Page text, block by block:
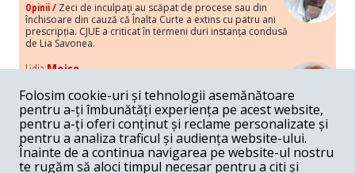
Opinii / Zeci de inculpați au scăpat de procese sau din
închisoare din cauză că Înalta Curte a extins cu patru ani
prescripția. CJUE a criticat în termeni duri instanța condusă
de Lia Savonea.
LidiaMoise
Costurile economice ale haosului politic
Opinii / Economia nu poate rezista cu retorica falsă a
susținerii intereselor poporului, care, de fapt, ascunde
obsesia menținerii privilegiilor și a averilor unor caste.
Melania Cincea
Folosim cookie-uri și tehnologii asemănătoare
pentru a-ți îmbunătăți experiența pe acest website,
pentru a-ți oferi conținut și reclame personalizate și
pentru a analiza traficul și audiența website-ului.
Înainte de a continua navigarea pe website-ul nostru
te rugăm să aloci timpul necesar pentru a citi și